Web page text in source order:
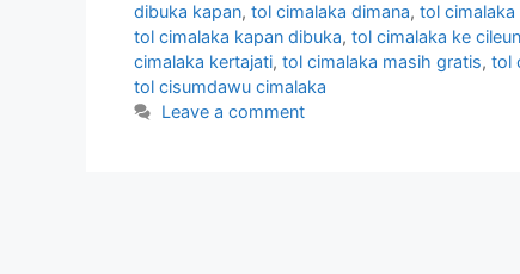
dibuka kapan, tol cimalaka dimana, tol cimalaka
tol cimalaka kapan dibuka, tol cimalaka ke
cimalaka kertajati, tol cimalaka masih gratis, tol
tol cisumdawu cimalaka
Leave a comment